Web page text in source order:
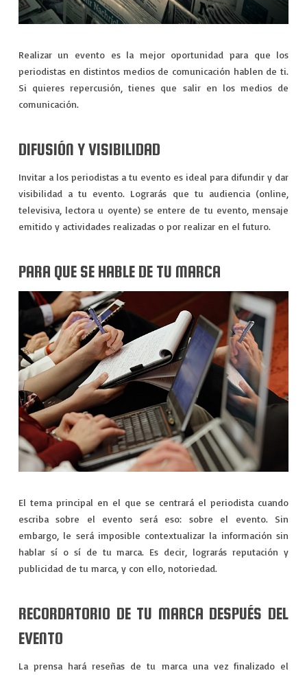
Realizar un evento es la mejor oportunidad para que los
periodistas en distintos medios de comunicación hablen de ti.
Si quieres repercusión, tienes que salir en los medios de
comunicación.
DIFUSIÓN Y VISIBILIDAD
Invitar a los periodistas a tu evento es ideal para difundir y dar
visibilidad a tu evento. Lograrás que tu audiencia (online,
televisiva, lectora u oyente) se entere de tu evento, mensaje
emitido y actividades realizadas o por realizar en el futuro.
PARA QUE SE HABLE DE TU MARCA
El tema principal en el que se centrará el periodista cuando
escriba sobre el evento será eso: sobre el evento. Sin
embargo, le será imposible contextualizar la información sin
hablar sí o sí de tu marca. Es decir, lograrás reputación y
publicidad de tu marca, y con ello, notoriedad.
RECORDATORIO DE TU MARCA DESPUÉS DEL
EVENTO
La prensa hará reseñas de tu marca una vez finalizado el